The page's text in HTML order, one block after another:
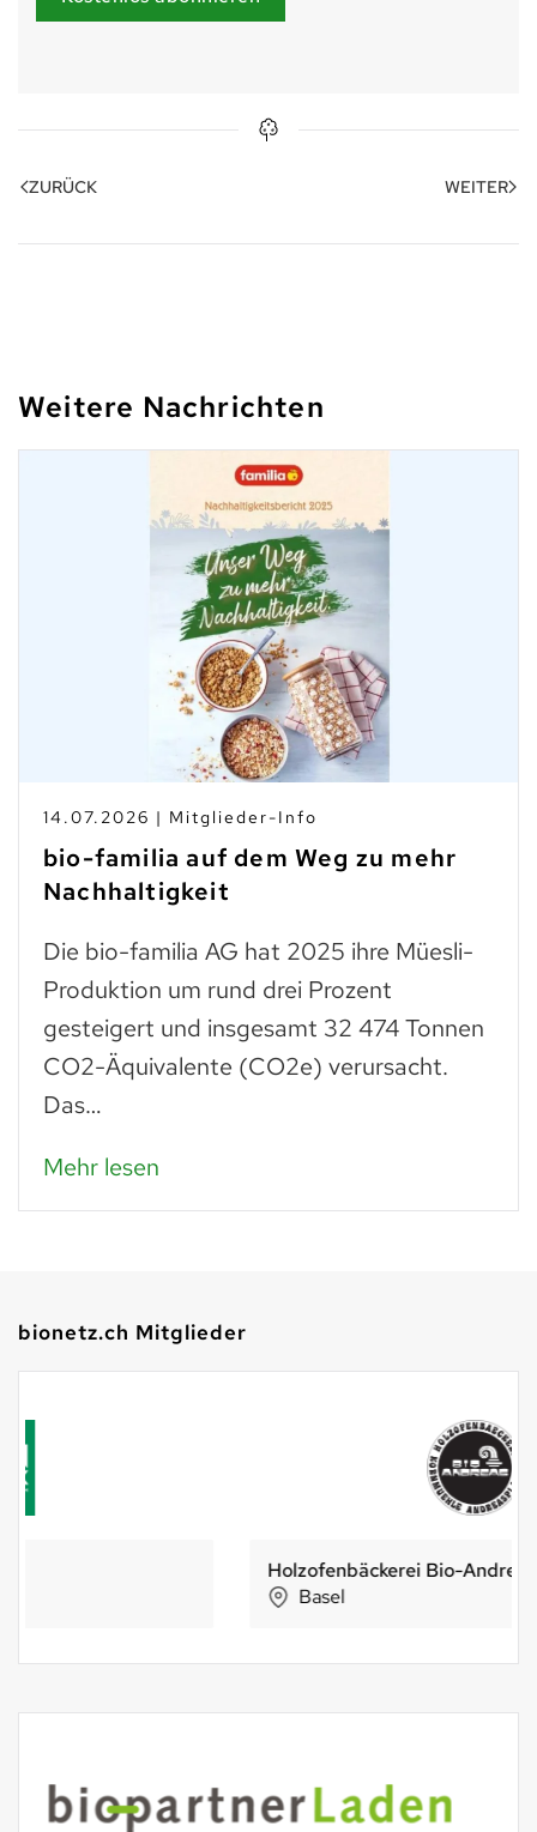
ZURÜCK WEITER
Weitere Nachrichten
14.07.2026 | Mitglieder-Info
bio-familia auf dem Weg zu mehr
Nachhaltigkeit
Die bio-familia AG hat 2025 ihre Müesli-
Produktion um rund drei Prozent
gesteigert und insgesamt 32 474 Tonnen
CO2-Äquivalente (CO2e) verursacht.
Das…
Mehr lesen
bionetz.ch Mitglieder
Holzofenbäckerei Bio-Andreas AG